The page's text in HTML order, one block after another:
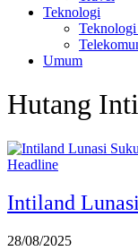
Teknologi
Umum
Hutang
Headline
Intiland
28/08/2025